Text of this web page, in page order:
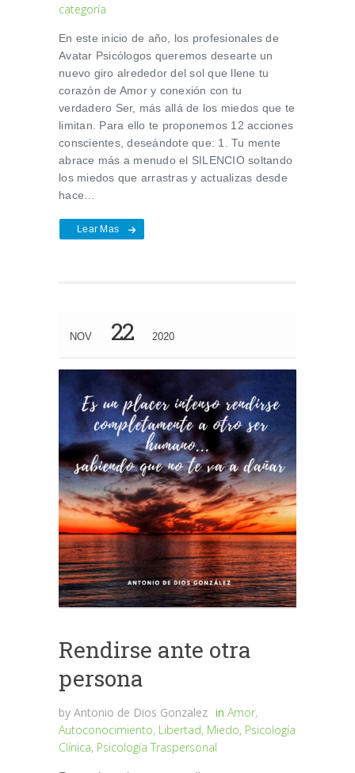
categoría
En este inicio de año, los profesionales de
Avatar Psicólogos queremos desearte un
nuevo giro alrededor del sol que llene tu
corazón de Amor y conexión con tu
verdadero Ser, más allá de los miedos que te
limitan. Para ello te proponemos 12 acciones
conscientes, deseándote que: 1. Tu mente
abrace más a menudo el SILENCIO soltando
los miedos que arrastras y actualizas desde
hace…
Lear Mas
NOV 22 2020
Rendirse ante otra
persona
by Antonio de Dios Gonzalez in Amor,
Autoconocimiento, Libertad, Miedo, Psicología
Clínica, Psicología Traspersonal